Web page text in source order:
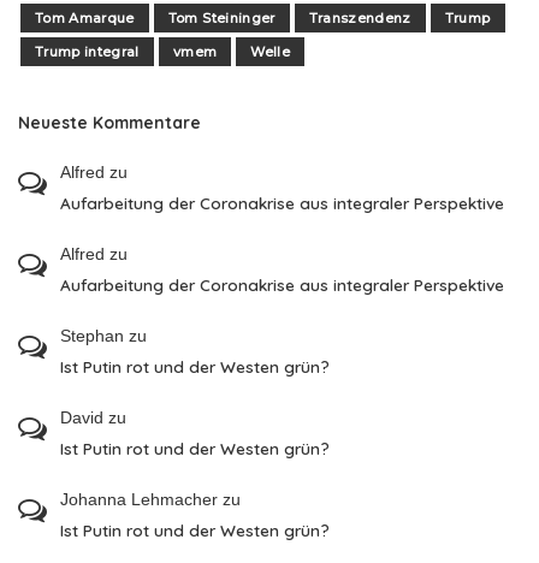
Tom Amarque
Tom Steininger Transzendenz
Trump
Trump integral
vmem Welle
Neueste Kommentare
Alfred zu
Aufarbeitung der Coronakrise aus integraler Perspektive
Alfred zu
Aufarbeitung der Coronakrise aus integraler Perspektive
Stephan zu
Ist Putin rot und der Westen grün?
David zu
Ist Putin rot und der Westen grün?
Johanna Lehmacher zu
Ist Putin rot und der Westen grün?